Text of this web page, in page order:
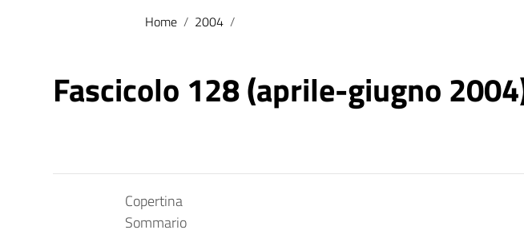
Home / 2004 /
Fascicolo 128 (aprile-giugno
Copertina
Sommario